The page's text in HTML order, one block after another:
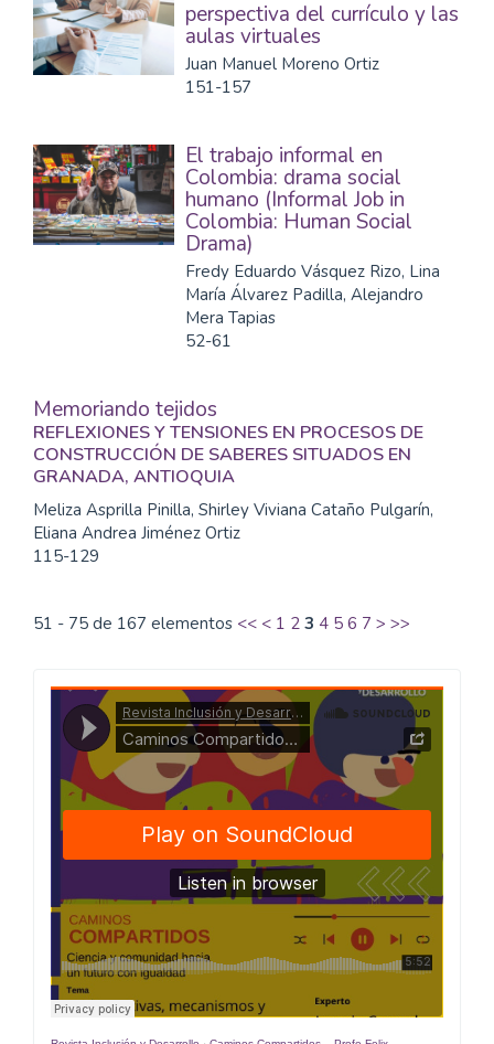
perspectiva del currículo y las
aulas virtuales
Juan Manuel Moreno Ortiz
151-157
El trabajo informal en
Colombia: drama social
humano (Informal Job in
Colombia: Human Social
Drama)
Fredy Eduardo Vásquez Rizo, Lina
María Álvarez Padilla, Alejandro
Mera Tapias
52-61
Memoriando tejidos
REFLEXIONES Y TENSIONES EN PROCESOS DE
CONSTRUCCIÓN DE SABERES SITUADOS EN
GRANADA, ANTIOQUIA
Meliza Asprilla Pinilla, Shirley Viviana Cataño Pulgarín,
Eliana Andrea Jiménez Ortiz
115-129
51 - 75 de 167 elementos << < 1 2 3 4 5 6 7 > >>
Caminos
Compartidos